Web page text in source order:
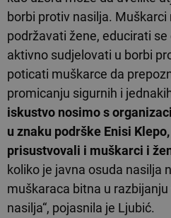
borbi protiv nasilja.
podržavati žene, educirati
aktivno sudjelovati u borbi
poticati muškarce da
promicanju sigurnih i
iskustvo nosimo s
u znaku podrške Enisi
prisustvovali i muškarci i
koliko je javna osuda nasilja
muškaraca bitna u
nasilja“, pojasnila je Ljubić.